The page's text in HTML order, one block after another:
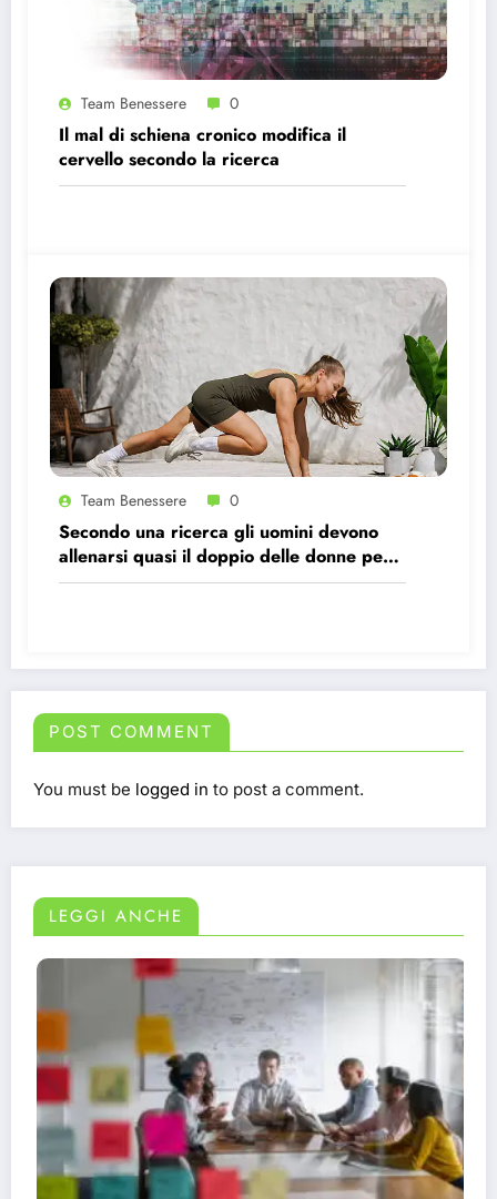
Team Benessere 0
Il mal di schiena cronico modifica il
cervello secondo la ricerca
Team Benessere 0
Secondo una ricerca gli uomini devono
allenarsi quasi il doppio delle donne per
avere gli stessi effetti benefici sul cuore
POST COMMENT
You must be logged in to post a comment.
LEGGI ANCHE